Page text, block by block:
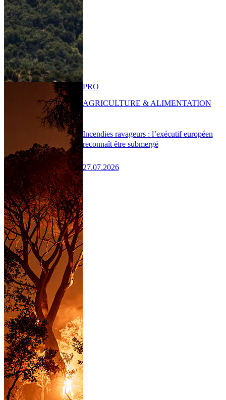
Incendies ravageurs : l’exécutif européen
reconnaît être submergé
27.07.2026
PRO
AGRICULTURE & ALIMENTATION